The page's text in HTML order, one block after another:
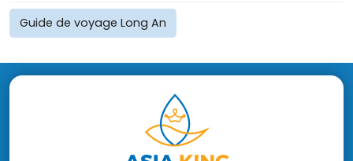
Guide de voyage Long An